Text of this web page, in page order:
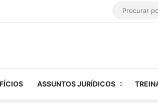
ASSUNTOS JURÍDICOS